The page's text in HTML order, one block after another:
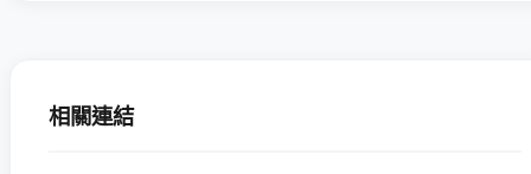
相關連結